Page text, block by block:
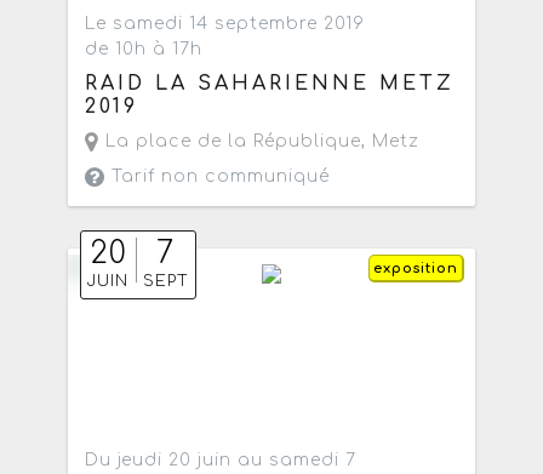
Le samedi 14 septembre 2019
de 10h à 17h
RAID LA SAHARIENNE METZ
2019
La place de la République, Metz
Tarif non communiqué
20
JUIN
7
SEPT
exposition
Du jeudi 20 juin au samedi 7